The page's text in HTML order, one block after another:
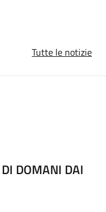
Tutte le notizie
DOMANI DAI